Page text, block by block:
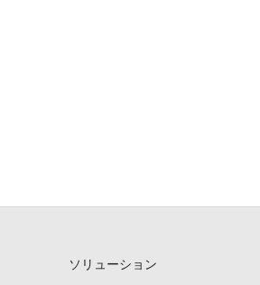
ソリューション